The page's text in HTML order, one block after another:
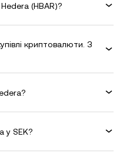
(HBAR)?
криптовалюти. З
у SEK?